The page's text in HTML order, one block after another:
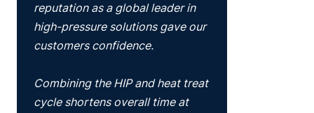
reputation as a global leader in
high-pressure solutions gave our
customers confidence.
Combining the HIP and heat treat
cycle shortens overall time at